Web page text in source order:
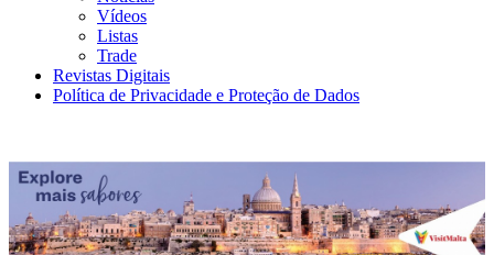
Vídeos
Listas
Trade
Revistas Digitais
Política de Privacidade e Proteção de Dados